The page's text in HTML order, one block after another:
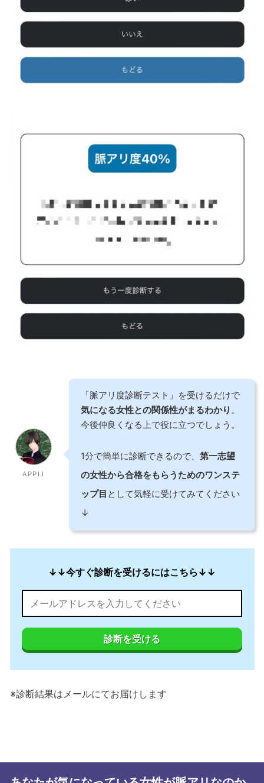
APPLI
「脈アリ度診断テスト」を受けるだけで
気になる女性との関係性がまるわかり 。
今後仲良くなる上で役に立つでしょう。
1分で簡単に診断できるので、 第一志望
の女性から合格をもらうためのワンステ
ップ目 として気軽に受けてみてください
↓
↓↓今すぐ診断を受けるにはこちら↓↓
診断を受ける
※診断結果はメールにてお届けします